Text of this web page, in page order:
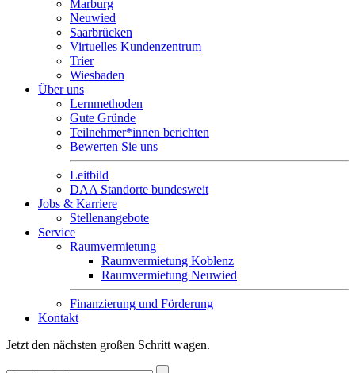
Marburg
Neuwied
Saarbrücken
Virtuelles Kundenzentrum
Trier
Wiesbaden
Über uns
Lernmethoden
Gute Gründe
Teilnehmer*innen berichten
Bewerten Sie uns
Leitbild
DAA Standorte bundesweit
Jobs & Karriere
Stellenangebote
Service
Raumvermietung
Raumvermietung Koblenz
Raumvermietung Neuwied
Finanzierung und Förderung
Kontakt
Jetzt den nächsten großen Schritt wagen.